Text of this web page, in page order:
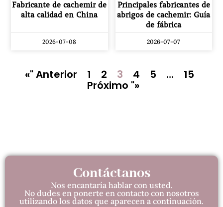
Fabricante de cachemir de
alta calidad en China
2026-07-08
Principales fabricantes de
abrigos de cachemir: Guía
de fábrica
2026-07-07
«" Anterior 1 2 3 4 5 … 15
Próximo "»
Contáctanos
Nos encantaría hablar con usted.
No dudes en ponerte en contacto con nosotros
utilizando los datos que aparecen a continuación.